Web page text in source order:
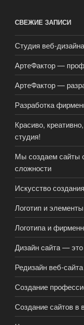
СВЕЖИЕ ЗАПИСИ
Студия веб-
АртеФактор —
АртеФактор —
Разработка
Красиво,
студия!
Мы создаем сайты
сложности
Искусство
Логотип и
Логотипа и
Дизaйн caйтa —
Редизайн веб-
Создание
Создание сайтов в